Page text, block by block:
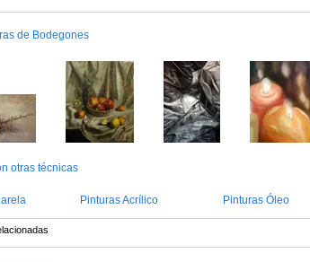
de Bodegones
otras técnicas
Pinturas Acrílico Pinturas Óleo